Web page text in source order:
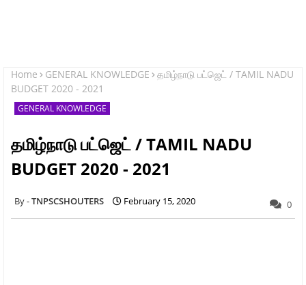
Home GENERAL KNOWLEDGE
தமிழ்நாடு பட்ஜெட் / TAMIL NADU
BUDGET 2020 - 2021
GENERAL KNOWLEDGE
தமிழ்நாடு பட்ஜெட் / TAMIL NADU
BUDGET 2020 - 2021
TNPSCSHOUTERS February 15, 2020 0